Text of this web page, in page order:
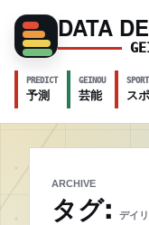
DATA
PREDICT
予測
GEINOU
芸能 ス
ARCHIVE
タグ: デイ